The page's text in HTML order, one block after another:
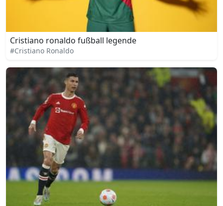
Cristiano ronaldo fußball legende
#Cristiano Ronaldo